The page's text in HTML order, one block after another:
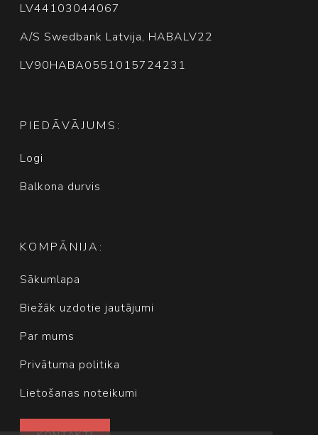
LV44103044067
A/S Swedbank Latvija, HABALV22
LV90HABA0551015724231
PIEDĀVĀJUMS:
Logi
Balkona durvis
KOMPĀNIJA:
Sākumlapa
Biežāk uzdotie jautājumi
Par mums
Privātuma politika
Lietošanas noteikumi